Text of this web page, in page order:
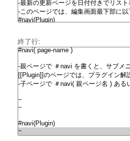
終了行: